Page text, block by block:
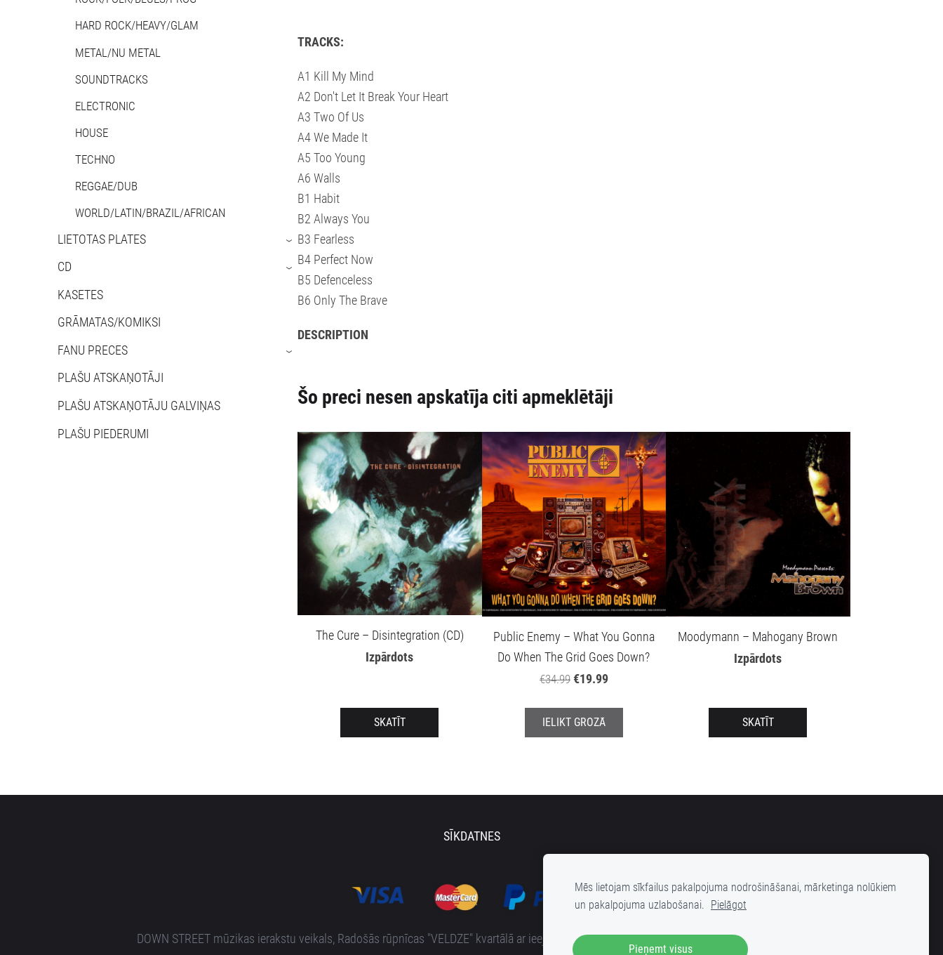
HARD ROCK/HEAVY/GLAM
METAL/NU METAL
SOUNDTRACKS
ELECTRONIC
HOUSE
TECHNO
REGGAE/DUB
WORLD/LATIN/BRAZIL/AFRICAN
LIETOTAS PLATES ›
CD ›
KASETES
GRĀMATAS/KOMIKSI
FANU PRECES
›
PLAŠU ATSKAŅOTĀJI
PLAŠU ATSKAŅOTĀJU GALVIŅAS
PLAŠU PIEDERUMI
TRACKS:
A1 Kill My Mind
A2 Don't Let It Break Your Heart
A3 Two Of Us
A4 We Made It
A5 Too Young
A6 Walls
B1 Habit
B2 Always You
B3 Fearless
B4 Perfect Now
B5 Defenceless
B6 Only The Brave
DESCRIPTION
Šo preci nesen apskatīja citi apmeklētāji
The Cure – Disintegration (CD)
Izpārdots
SKATĪT
Public Enemy – What You Gonna
Do When The Grid Goes Down?
€34.99 €19.99
IELIKT GROZĀ
Moodymann – Mahogany Brown
Izpārdots
SKATĪT
SĪKDATNES
DOWN STREET mūzikas ierakstu veikals, Radošās rūpnīcas "VELDZE" kvartālā ar ieeju no Bruņinieku ielas 25 (iekšpagalms), Rīga, LV-1001
Mēs lietojam sīkfailus pakalpojuma nodrošināšanai, mārketinga nolūkiem
un pakalpojuma uzlabošanai. Pielāgot
Pieņemt visus